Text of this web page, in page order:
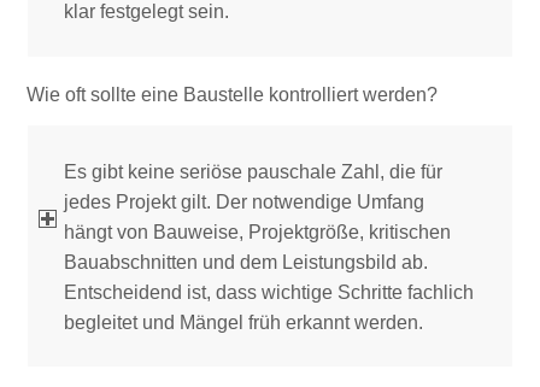
klar festgelegt sein.
Wie oft sollte eine Baustelle kontrolliert werden?
Es gibt keine seriöse pauschale Zahl, die für
jedes Projekt gilt. Der notwendige Umfang
hängt von Bauweise, Projektgröße, kritischen
Bauabschnitten und dem Leistungsbild ab.
Entscheidend ist, dass wichtige Schritte fachlich
begleitet und Mängel früh erkannt werden.